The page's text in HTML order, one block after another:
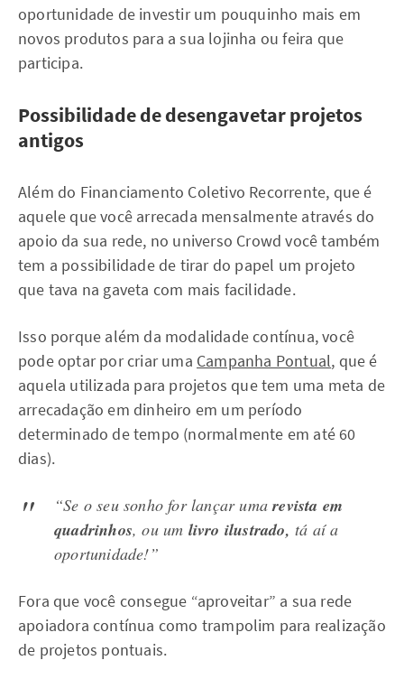
oportunidade de investir um pouquinho mais em
novos produtos para a sua lojinha ou feira que
participa.
Possibilidade de desengavetar projetos
antigos
Além do Financiamento Coletivo Recorrente, que é
aquele que você arrecada mensalmente através do
apoio da sua rede, no universo Crowd você também
tem a possibilidade de tirar do papel um projeto
que tava na gaveta com mais facilidade.
Isso porque além da modalidade contínua, você
pode optar por criar uma Campanha Pontual, que é
aquela utilizada para projetos que tem uma meta de
arrecadação em dinheiro em um período
determinado de tempo (normalmente em até 60
dias).
“Se o seu sonho for lançar umarevista em
quadrinhos, ou um livro ilustrado,tá aí a
oportunidade!”
Fora que você consegue “aproveitar” a sua rede
apoiadora contínua como trampolim para realização
de projetos pontuais.